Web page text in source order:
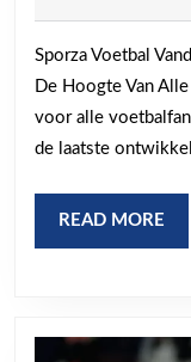
Sporza Voetbal
De Hoogte Van
voor alle
de laatste
READ MORE